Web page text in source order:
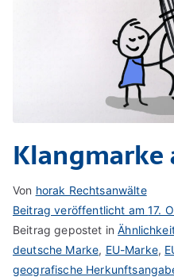
Klangmarke
Von horak Rechtsanwälte
Beitrag veröffentlicht am17.
Beitrag gepostet in
deutsche Marke, EU-Marke,
geografische